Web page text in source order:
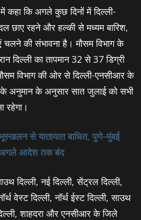
कि अगले कुछ दिनों में दिल्ली-
छाए रहने और हल्की से मध्यम बारिश,
की संभावना है। मौसम विभाग के
दिल्ली का तापमान 32 से 37 डिग्री
विभाग की ओर से दिल्ली-एनसीआर के
के अनुमान के अनुसार सात जुलाई को सभी
रहेगा।
से यातायात बाधित, पुणे-मुंबई
अगले आदेश तक बंद
दिल्ली, नई दिल्ली, सेंट्रल दिल्ली,
वेस्ट दिल्ली, नॉर्थ ईस्ट दिल्ली, साउथ
शाहदरा और एनसीआर के जिले